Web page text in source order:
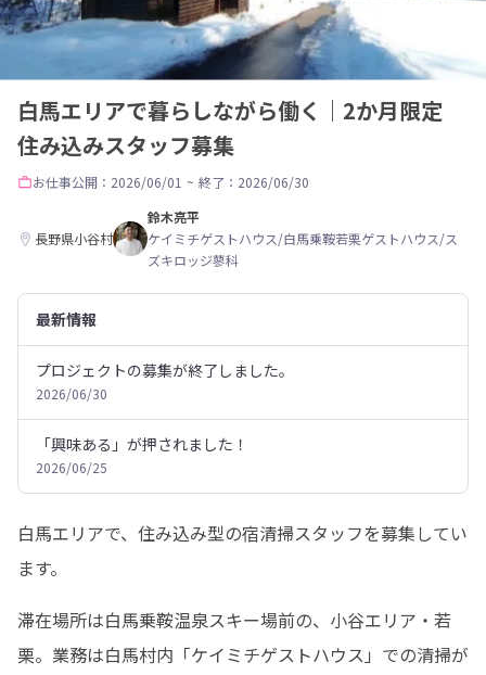
白馬エリアで暮らしながら働く｜2か月限定
住み込みスタッフ募集
お仕事公開：2026/06/01 ~ 終了：2026/06/30
長野県小谷村
鈴木亮平
ケイミチゲストハウス/白馬乗鞍若栗ゲストハウス/ス
ズキロッジ蓼科
最新情報
プロジェクトの募集が終了しました。
2026/06/30
「興味ある」が押されました！
2026/06/25
白馬エリアで、住み込み型の宿清掃スタッフを募集してい
ます。
滞在場所は白馬乗鞍温泉スキー場前の、小谷エリア・若
栗。業務は白馬村内「ケイミチゲストハウス」での清掃が